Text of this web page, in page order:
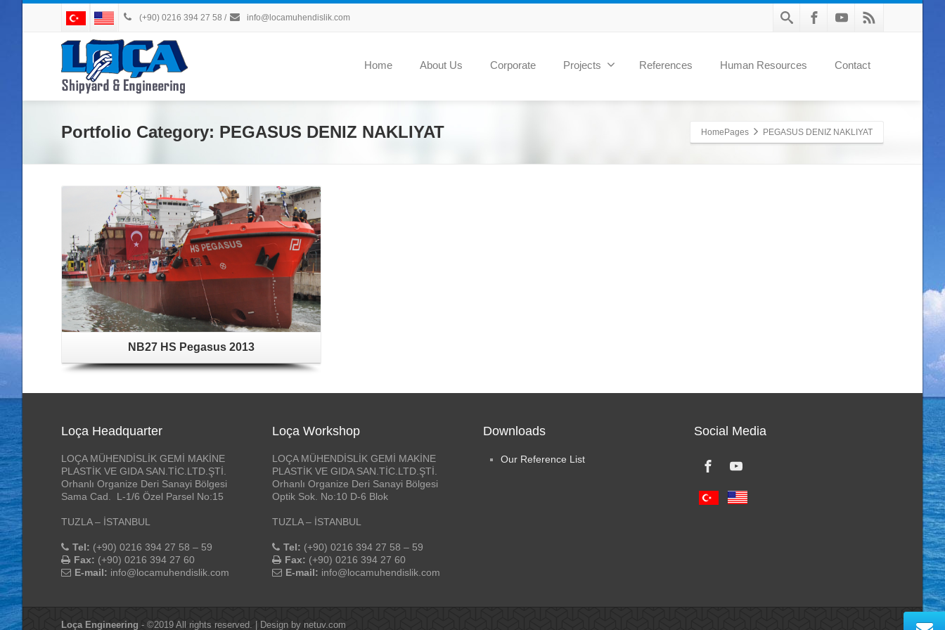
(+90) 0216 394 27 58 / info@locamuhendislik.com
Home About Us Corporate Projects References Human Resources Contact
Portfolio Category: PEGASUS DENIZ NAKLIYAT HomePages PEGASUS DENIZ NAKLIYAT
NB27 HS Pegasus 2013
Loça Headquarter
LOÇA MÜHENDİSLİK GEMİ MAKİNE
PLASTİK VE GIDA SAN.TİC.LTD.ŞTİ.
Orhanlı Organize Deri Sanayi Bölgesi
Sama Cad. L-1/6 Özel Parsel No:15
TUZLA – İSTANBUL
Tel: (+90) 0216 394 27 58 – 59
Fax: (+90) 0216 394 27 60
E-mail: info@locamuhendislik.com
Loça Workshop
LOÇA MÜHENDİSLİK GEMİ MAKİNE
PLASTİK VE GIDA SAN.TİC.LTD.ŞTİ.
Orhanlı Organize Deri Sanayi Bölgesi
Optik Sok. No:10 D-6 Blok
TUZLA – İSTANBUL
Tel: (+90) 0216 394 27 58 – 59
Fax: (+90) 0216 394 27 60
E-mail: info@locamuhendislik.com
Downloads
Our Reference List
Social Media
Loça Engineering - ©2019 All rights reserved. | Design by netuv.com